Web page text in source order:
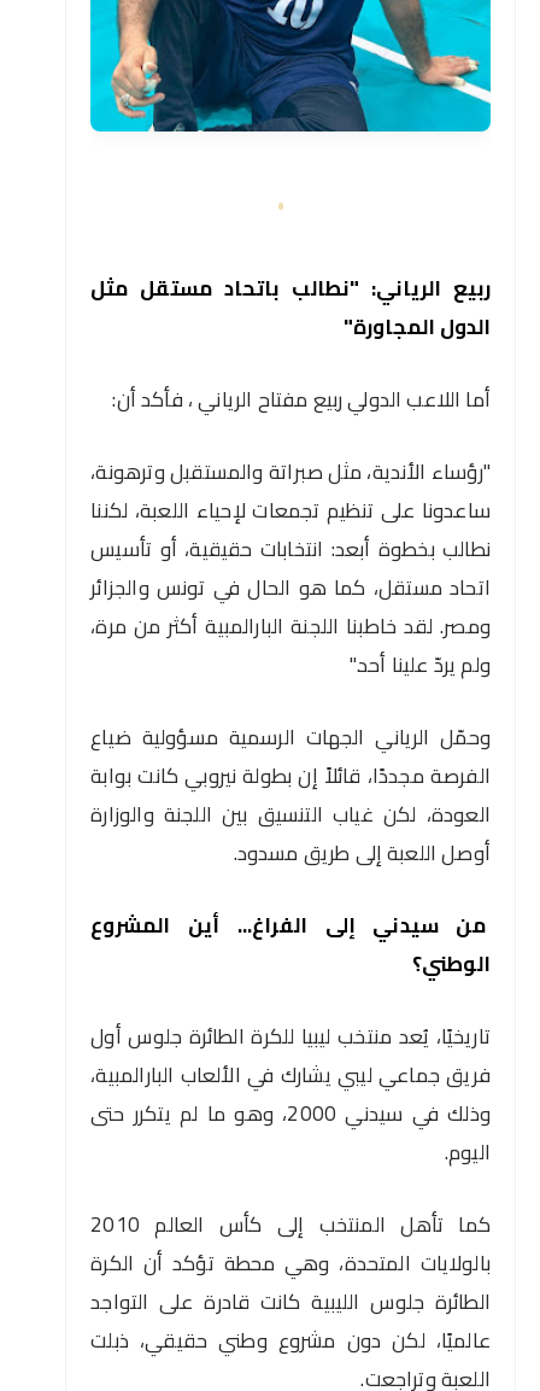
ربيع الرياني: "نطالب باتحاد مستقل مثل
الدول المجاورة"
أما اللاعب الدولي ربيع مفتاح الرياني ، فأكد أن:
"رؤساء الأندية، مثل صبراتة والمستقبل وترهونة،
ساعدونا على تنظيم تجمعات لإحياء اللعبة، لكننا
نطالب بخطوة أبعد: انتخابات حقيقية، أو تأسيس
اتحاد مستقل، كما هو الحال في تونس والجزائر
ومصر. لقد خاطبنا اللجنة البارالمبية أكثر من مرة،
ولم يردّ علينا أحد."
وحمّل الرياني الجهات الرسمية مسؤولية ضياع
الفرصة مجددًا، قائلاً إن بطولة نيروبي كانت بوابة
العودة، لكن غياب التنسيق بين اللجنة والوزارة
أوصل اللعبة إلى طريق مسدود.
من سيدني إلى الفراغ... أين المشروع
الوطني؟
تاريخيًا، يُعد منتخب ليبيا للكرة الطائرة جلوس أول
فريق جماعي ليبي يشارك في الألعاب البارالمبية،
وذلك في سيدني 2000، وهو ما لم يتكرر حتى
اليوم.
كما تأهل المنتخب إلى كأس العالم 2010
بالولايات المتحدة، وهي محطة تؤكد أن الكرة
الطائرة جلوس الليبية كانت قادرة على التواجد
عالميًا، لكن دون مشروع وطني حقيقي، ذبلت
اللعبة وتراجعت.